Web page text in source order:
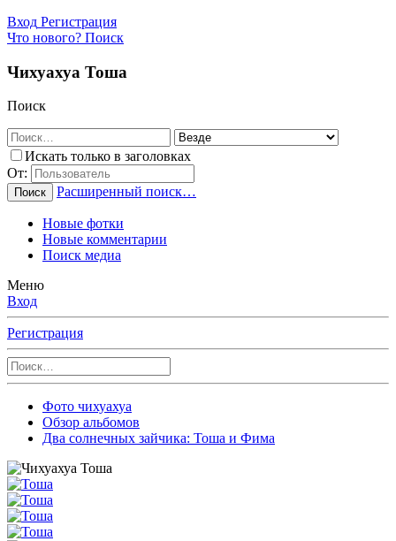
Вход Регистрация
Что нового? Поиск
Чихуахуа Тоша
Поиск
Искать только в заголовках
От:
Поиск Расширенный поиск…
Новые фотки
Новые комментарии
Поиск медиа
Меню
Вход
Регистрация
Фото чихуахуа
Обзор альбомов
Два солнечных зайчика: Тоша и Фима